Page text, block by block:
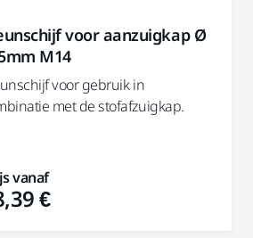
voor aanzuigkap Ø
M14
voor gebruik in
met de stofafzuigkap.
vanaf
€